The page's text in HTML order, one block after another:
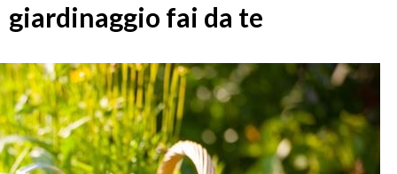
giardinaggio fai da te